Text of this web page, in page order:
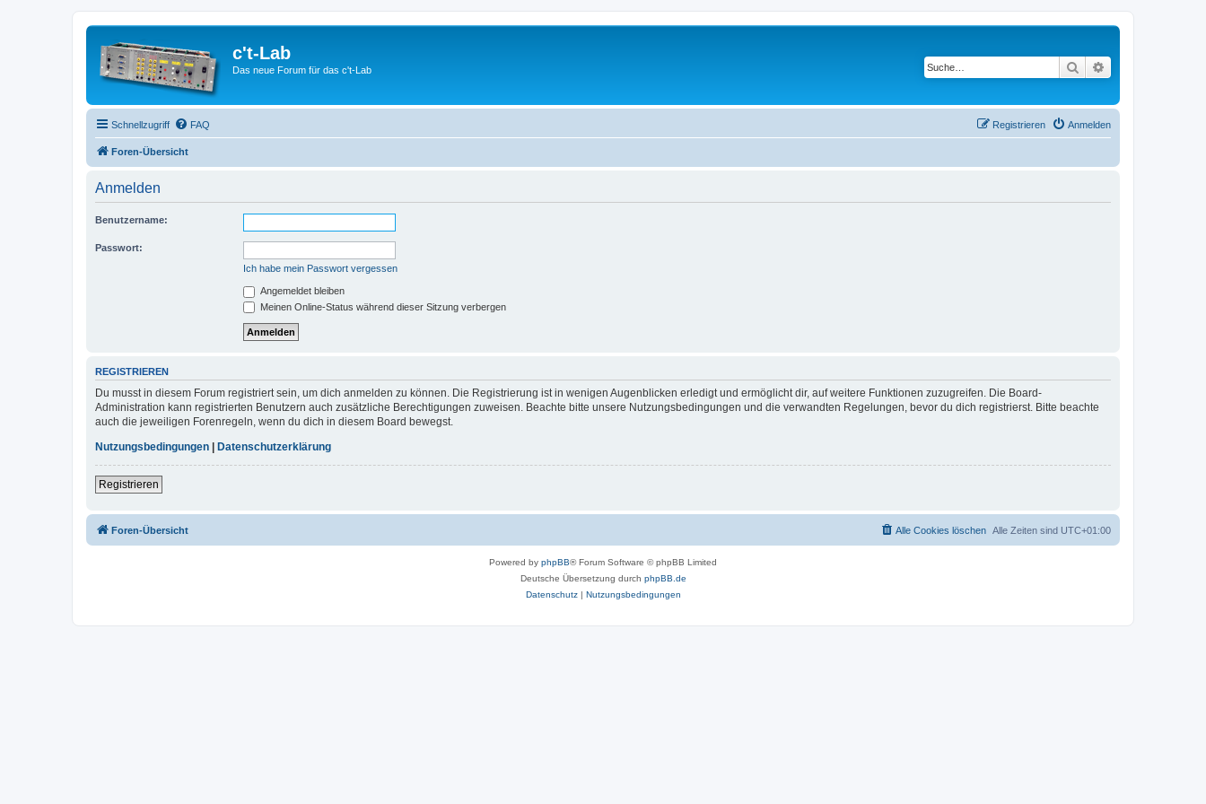
c't-Lab
Das neue Forum für das c't-Lab Suche
Schnellzugriff FAQ Anmelden
Registrieren
Foren-Übersicht
Anmelden
Benutzername:
Passwort:
Ich habe mein Passwort vergessen
Angemeldet bleiben
Meinen Online-Status während dieser Sitzung verbergen
REGISTRIEREN
Du musst in diesem Forum registriert sein, um dich anmelden zu können. Die Registrierung ist in wenigen Augenblicken erledigt und ermöglicht dir, auf weitere Funktionen zuzugreifen. Die Board-
Administration kann registrierten Benutzern auch zusätzliche Berechtigungen zuweisen. Beachte bitte unsere Nutzungsbedingungen und die verwandten Regelungen, bevor du dich registrierst. Bitte beachte
auch die jeweiligen Forenregeln, wenn du dich in diesem Board bewegst.
Nutzungsbedingungen | Datenschutzerklärung
Registrieren
Foren-Übersicht Alle Zeiten sind UTC+01:00
Alle Cookies löschen
Powered by phpBB® Forum Software © phpBB Limited
Deutsche Übersetzung durch phpBB.de
Datenschutz| Nutzungsbedingungen